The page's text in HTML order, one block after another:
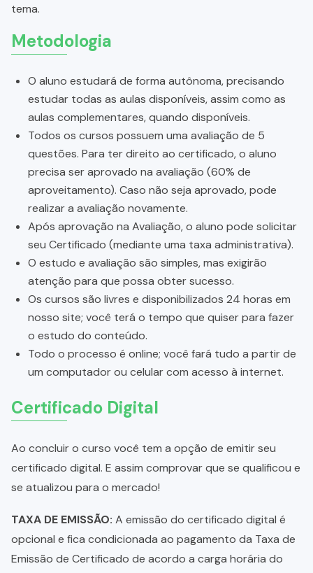
tema.
Metodologia
O aluno estudará de forma autônoma, precisando
estudar todas as aulas disponíveis, assim como as
aulas complementares, quando disponíveis.
Todos os cursos possuem uma avaliação de 5
questões. Para ter direito ao certificado, o aluno
precisa ser aprovado na avaliação (60% de
aproveitamento). Caso não seja aprovado, pode
realizar a avaliação novamente.
Após aprovação na Avaliação, o aluno pode solicitar
seu Certificado (mediante uma taxa administrativa).
O estudo e avaliação são simples, mas exigirão
atenção para que possa obter sucesso.
Os cursos são livres e disponibilizados 24 horas em
nosso site; você terá o tempo que quiser para fazer
o estudo do conteúdo.
Todo o processo é online; você fará tudo a partir de
um computador ou celular com acesso à internet.
Certificado Digital
Ao concluir o curso você tem a opção de emitir seu
certificado digital. E assim comprovar que se qualificou e
se atualizou para o mercado!
TAXA DE EMISSÃO: A emissão do certificado digital é
opcional e fica condicionada ao pagamento da Taxa de
Emissão de Certificado de acordo a carga horária do